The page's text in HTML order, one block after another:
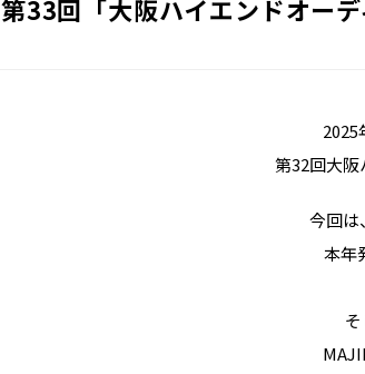
第33回「大阪ハイエンドオー
2025
第32回大阪
今回は
本年